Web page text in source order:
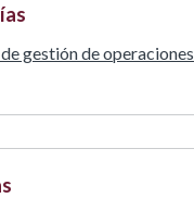
gestión de operaciones